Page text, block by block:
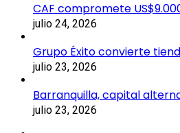
CAF compromete
julio 24, 2026
Grupo Éxito convierte
julio 23, 2026
Barranquilla, capital
julio 23, 2026